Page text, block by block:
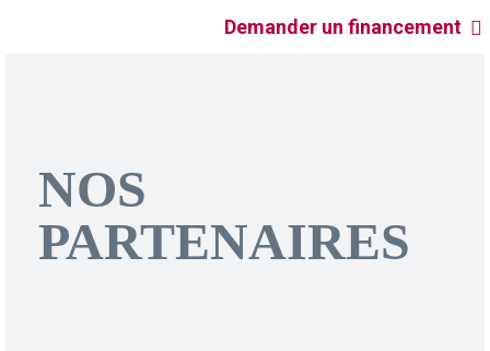
Demander un financement
NOS
PARTENAIRES